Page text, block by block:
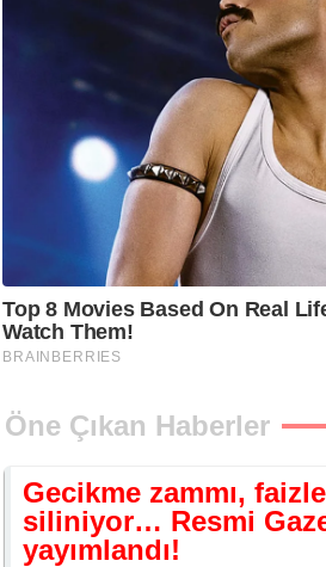
Öne Çıkan Haberler
Gecikme zammı,
siliniyor… Resmi
yayımlandı!